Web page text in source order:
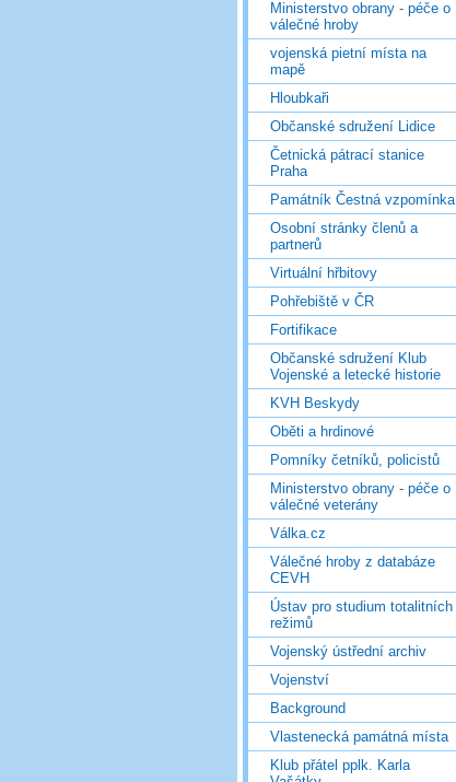
Ministerstvo obrany - péče o
válečné hroby
vojenská pietní místa na
mapě
Hloubkaři
Občanské sdružení Lidice
Četnická pátrací stanice
Praha
Památník Čestná vzpomínka
Osobní stránky členů a
partnerů
Virtuální hřbitovy
Pohřebiště v ČR
Fortifikace
Občanské sdružení Klub
Vojenské a letecké historie
KVH Beskydy
Oběti a hrdinové
Pomníky četníků, policistů
Ministerstvo obrany - péče o
válečné veterány
Válka.cz
Válečné hroby z databáze
CEVH
Ústav pro studium totalitních
režimů
Vojenský ústřední archiv
Vojenství
Background
Vlastenecká památná místa
Klub přátel pplk. Karla